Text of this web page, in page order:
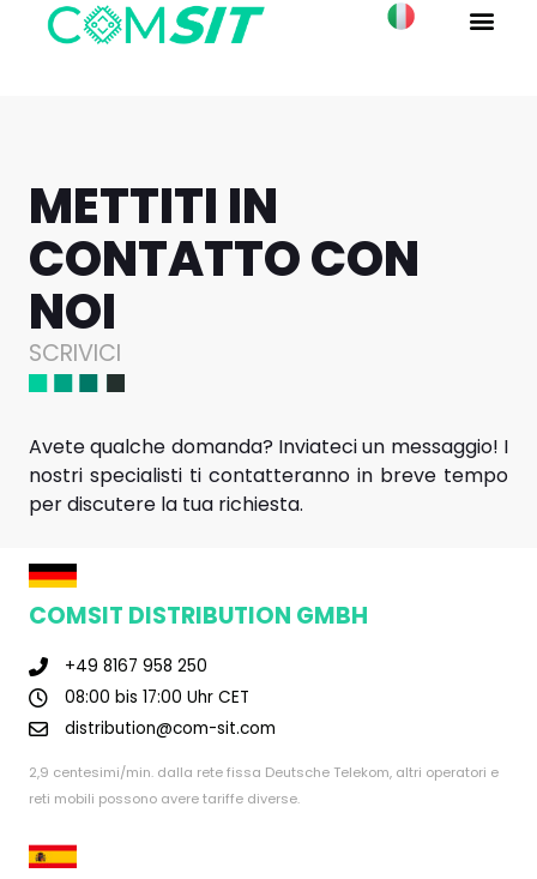
METTITI IN
CONTATTO CON
NOI
SCRIVICI
Avete qualche domanda? Inviateci un messaggio! I
nostri specialisti ti contatteranno in breve tempo
per discutere la tua richiesta.
COMSIT DISTRIBUTION GMBH
+49 8167 958 250
08:00 bis 17:00 Uhr CET
distribution@com-sit.com
2,9 centesimi/min. dalla rete fissa Deutsche Telekom, altri operatori e
reti mobili possono avere tariffe diverse.